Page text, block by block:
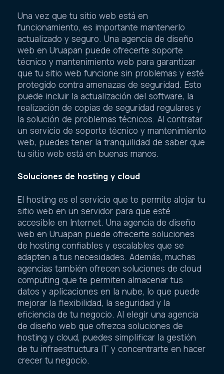
Una vez que tu sitio web está en
funcionamiento, es importante mantenerlo
actualizado y seguro. Una agencia de diseño
web en Uruapan puede ofrecerte soporte
técnico y mantenimiento web para garantizar
que tu sitio web funcione sin problemas y esté
protegido contra amenazas de seguridad. Esto
puede incluir la actualización del software, la
realización de copias de seguridad regulares y
la solución de problemas técnicos. Al contratar
un servicio de soporte técnico y mantenimiento
web, puedes tener la tranquilidad de saber que
tu sitio web está en buenas manos.
Soluciones de hosting y cloud
El hosting es el servicio que te permite alojar tu
sitio web en un servidor para que esté
accesible en Internet. Una agencia de diseño
web en Uruapan puede ofrecerte soluciones
de hosting confiables y escalables que se
adapten a tus necesidades. Además, muchas
agencias también ofrecen soluciones de cloud
computing que te permiten almacenar tus
datos y aplicaciones en la nube, lo que puede
mejorar la flexibilidad, la seguridad y la
eficiencia de tu negocio. Al elegir una agencia
de diseño web que ofrezca soluciones de
hosting y cloud, puedes simplificar la gestión
de tu infraestructura IT y concentrarte en hacer
crecer tu negocio.